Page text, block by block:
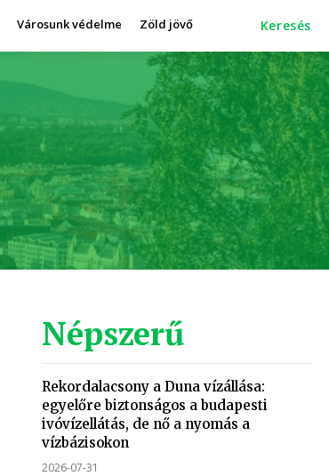
Városunk védelme Zöld jövő Keresés
Népszerű
Rekordalacsony a Duna vízállása:
egyelőre biztonságos a budapesti
ivóvízellátás, de nő a nyomás a
vízbázisokon
2026-07-31